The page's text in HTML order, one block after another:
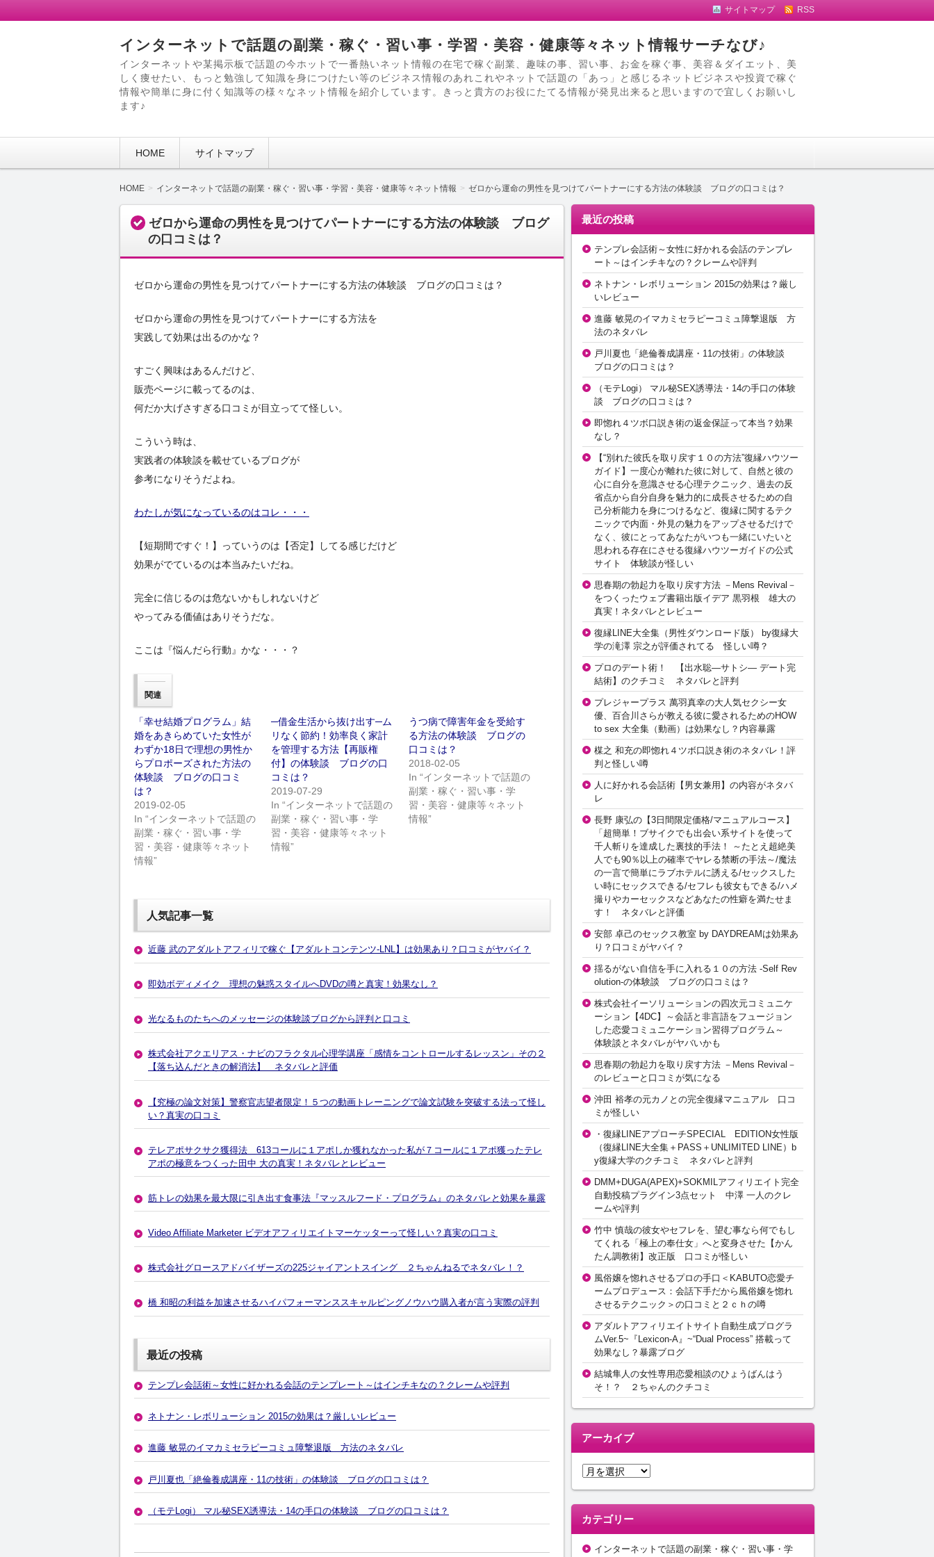
サイトマップ RSS
インターネットで話題の副業・稼ぐ・習い事・学習・美容・健康等々ネット情報サーチなび♪
インターネットや某掲示板で話題の今ホットで一番熱いネット情報の在宅で稼ぐ副業、趣味の事、習い事、お金を稼ぐ事、美容＆ダイエット、美
しく痩せたい、もっと勉強して知識を身につけたい等のビジネス情報のあれこれやネットで話題の「あっ」と感じるネットビジネスや投資で稼ぐ
情報や簡単に身に付く知識等の様々なネット情報を紹介しています。きっと貴方のお役にたてる情報が発見出来ると思いますので宜しくお願いし
ます♪
HOME サイトマップ
HOME インターネットで話題の副業・稼ぐ・習い事・学習・美容・健康等々ネット情報 ゼロから運命の男性を見つけてパートナーにする方法の体験談 ブログの口コミは？
ゼロから運命の男性を見つけてパートナーにする方法の体験談 ブログ
の口コミは？
ゼロから運命の男性を見つけてパートナーにする方法の体験談 ブログの口コミは？
ゼロから運命の男性を見つけてパートナーにする方法を
実践して効果は出るのかな？
すごく興味はあるんだけど、
販売ページに載ってるのは、
何だか大げさすぎる口コミが目立ってて怪しい。
こういう時は、
実践者の体験談を載せているブログが
参考になりそうだよね。
わたしが気になっているのはコレ・・・
【短期間ですぐ！】っていうのは【否定】してる感じだけど
効果がでているのは本当みたいだね。
完全に信じるのは危ないかもしれないけど
やってみる価値はありそうだな。
ここは『悩んだら行動』かな・・・？
関連
「幸せ結婚プログラム」結
婚をあきらめていた女性が
わずか18日で理想の男性か
らプロポーズされた方法の
体験談 ブログの口コミ
は？
2019-02-05
In “インターネットで話題の
副業・稼ぐ・習い事・学
習・美容・健康等々ネット
情報”
─借金生活から抜け出す─ム
リなく節約！効率良く家計
を管理する方法【再販権
付】の体験談 ブログの口
コミは？
2019-07-29
In “インターネットで話題の
副業・稼ぐ・習い事・学
習・美容・健康等々ネット
情報”
うつ病で障害年金を受給す
る方法の体験談 ブログの
口コミは？
2018-02-05
In “インターネットで話題の
副業・稼ぐ・習い事・学
習・美容・健康等々ネット
情報”
人気記事一覧
近藤 武のアダルトアフィリで稼ぐ【アダルトコンテンツ‐LNL】は効果あり？口コミがヤバイ？
即効ボディメイク 理想の魅惑スタイルへDVDの噂と真実！効果なし？
光なるものたちへのメッセージの体験談ブログから評判と口コミ
株式会社アクエリアス・ナビのフラクタル心理学講座「感情をコントロールするレッスン」その２
【落ち込んだときの解消法】 ネタバレと評価
【究極の論文対策】警察官志望者限定！５つの動画トレーニングで論文試験を突破する法って怪し
い？真実の口コミ
テレアポサクサク獲得法 613コールに１アポしか獲れなかった私が７コールに１アポ獲ったテレ
アポの極意をつくった田中 大の真実！ネタバレとレビュー
筋トレの効果を最大限に引き出す食事法『マッスルフード・プログラム』のネタバレと効果を暴露
Video Affiliate Marketer ビデオアフィリエイトマーケッターって怪しい？真実の口コミ
株式会社グロースアドバイザーズの225ジャイアントスイング ２ちゃんねるでネタバレ！？
橋 和昭の利益を加速させるハイパフォーマンススキャルピングノウハウ購入者が言う実際の評判
最近の投稿
テンプレ会話術～女性に好かれる会話のテンプレート～はインチキなの？クレームや評判
ネトナン・レボリューション 2015の効果は？厳しいレビュー
進藤 敏晃のイマカミセラピーコミュ障撃退版 方法のネタバレ
戸川夏也「絶倫養成講座・11の技術」の体験談 ブログの口コミは？
（モテLogi） マル秘SEX誘導法・14の手口の体験談 ブログの口コミは？
最近の投稿
テンプレ会話術～女性に好かれる会話のテンプレ
ート～はインチキなの？クレームや評判
ネトナン・レボリューション 2015の効果は？厳し
いレビュー
進藤 敏晃のイマカミセラピーコミュ障撃退版 方
法のネタバレ
戸川夏也「絶倫養成講座・11の技術」の体験談
ブログの口コミは？
（モテLogi） マル秘SEX誘導法・14の手口の体験
談 ブログの口コミは？
即惚れ４ツボ口説き術の返金保証って本当？効果
なし？
【“別れた彼氏を取り戻す１０の方法”復縁ハウツー
ガイド】一度心が離れた彼に対して、自然と彼の
心に自分を意識させる心理テクニック、過去の反
省点から自分自身を魅力的に成長させるための自
己分析能力を身につけるなど、復縁に関するテク
ニックで内面・外見の魅力をアップさせるだけで
なく、彼にとってあなたがいつも一緒にいたいと
思われる存在にさせる復縁ハウツーガイドの公式
サイト 体験談が怪しい
思春期の勃起力を取り戻す方法 －Mens Revival－
をつくったウェブ書籍出版イデア 黒羽根 雄大の
真実！ネタバレとレビュー
復縁LINE大全集（男性ダウンロード版） by復縁大
学の滝澤 宗之が評価されてる 怪しい噂？
プロのデート術！ 【出水聡―サトシ― デート完
結術】のクチコミ ネタバレと評判
プレジャープラス 萬羽真幸の大人気セクシー女
優、百合川さらが教える彼に愛されるためのHOW
to sex 大全集（動画）は効果なし？内容暴露
楳之 和充の即惚れ４ツボ口説き術のネタバレ！評
判と怪しい噂
人に好かれる会話術【男女兼用】の内容がネタバ
レ
長野 康弘の【3日間限定価格/マニュアルコース】
「超簡単！ブサイクでも出会い系サイトを使って
千人斬りを達成した裏技的手法！ ～たとえ超絶美
人でも90％以上の確率でヤレる禁断の手法～/魔法
の一言で簡単にラブホテルに誘える/セックスした
い時にセックスできる/セフレも彼女もできる/ハメ
撮りやカーセックスなどあなたの性癖を満たせま
す！ ネタバレと評価
安部 卓己のセックス教室 by DAYDREAMは効果あ
り？口コミがヤバイ？
揺るがない自信を手に入れる１０の方法 -Self Rev
olution-の体験談 ブログの口コミは？
株式会社イーソリューションの四次元コミュニケ
ーション【4DC】～会話と非言語をフュージョン
した恋愛コミュニケーション習得プログラム～
体験談とネタバレがヤバいかも
思春期の勃起力を取り戻す方法 －Mens Revival－
のレビューと口コミが気になる
沖田 裕孝の元カノとの完全復縁マニュアル 口コ
ミが怪しい
・復縁LINEアプローチSPECIAL EDITION女性版
（復縁LINE大全集＋PASS＋UNLIMITED LINE）b
y復縁大学のクチコミ ネタバレと評判
DMM+DUGA(APEX)+SOKMILアフィリエイト完全
自動投稿プラグイン3点セット 中澤 一人のクレ
ームや評判
竹中 慎哉の彼女やセフレを、望む事なら何でもし
てくれる「極上の奉仕女」へと変身させた【かん
たん調教術】改正版 口コミが怪しい
風俗嬢を惚れさせるプロの手口＜KABUTO恋愛チ
ームプロデュース：会話下手だから風俗嬢を惚れ
させるテクニック＞の口コミと２ｃｈの噂
アダルトアフィリエイトサイト自動生成プログラ
ムVer.5~『Lexicon-A』~“Dual Process” 搭載って
効果なし？暴露ブログ
結城隼人の女性専用恋愛相談のひょうばんはう
そ！？ ２ちゃんのクチコミ
アーカイブ
ア
イ
カテゴリー
インターネットで話題の副業・稼ぐ・習い事・学